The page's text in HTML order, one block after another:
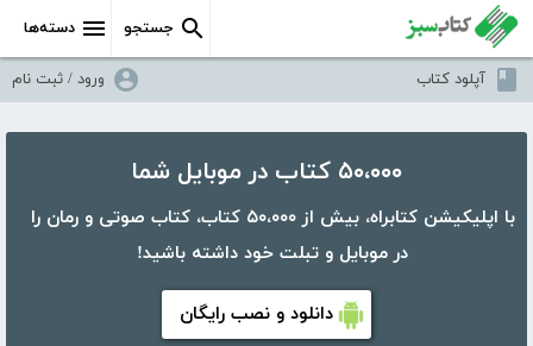
دسته‌ها جستجو
آپلود کتاب ورود / ثبت نام
۵۰،۰۰۰ کتاب در موبایل شما
با اپلیکیشن کتابراه، بیش از ۵۰،۰۰۰ کتاب، کتاب صوتی و رمان را
در موبایل و تبلت خود داشته باشید!
دانلود و نصب رایگان